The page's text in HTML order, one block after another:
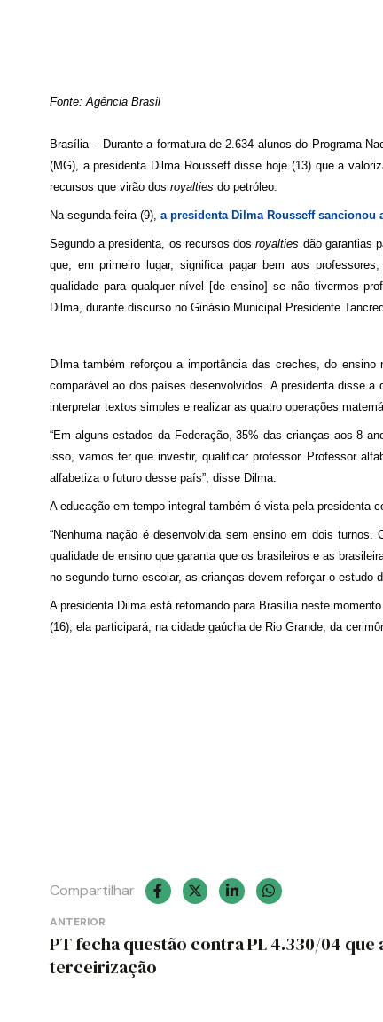
Fonte: Agência Brasil
Brasília – Durante a formatura de 2.634 alunos do Programa
(MG), a presidenta Dilma Rousseff disse hoje (13) que a
recursos que virão dos royalties do petróleo.
Na segunda-feira (9), a presidenta Dilma Rousseff sancionou
Segundo a presidenta, os recursos dos royalties dão garantias
que, em primeiro lugar, significa pagar bem aos
qualidade para qualquer nível [de ensino] se não tivermos
Dilma, durante discurso no Ginásio Municipal Presidente
Dilma também reforçou a importância das creches, do
comparável ao dos países desenvolvidos. A presidenta disse
interpretar textos simples e realizar as quatro operações
“Em alguns estados da Federação, 35% das crianças aos 8
isso, vamos ter que investir, qualificar professor. Professor
alfabetiza o futuro desse país”, disse Dilma.
A educação em tempo integral também é vista pela presidenta
“Nenhuma nação é desenvolvida sem ensino em dois
qualidade de ensino que garanta que os brasileiros e as
no segundo turno escolar, as crianças devem reforçar o
A presidenta Dilma está retornando para Brasília neste
(16), ela participará, na cidade gaúcha de Rio Grande, da
Compartilhar
Navegação
de
ANTERIOR
PT fecha questão contra PL 4.330/04 que
terceirização